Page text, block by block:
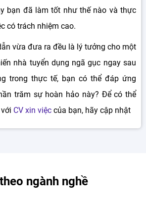
bạn đã làm tốt như thế nào và thực
có trách nhiệm cao.
vừa đưa ra đều là lý tưởng cho một
nhà tuyển dụng ngã gục ngay sau
trong thực tế, bạn có thể đáp ứng
trăm sự hoàn hảo này? Để có thể
CV xin việc của bạn, hãy cập nhật
ngành nghề